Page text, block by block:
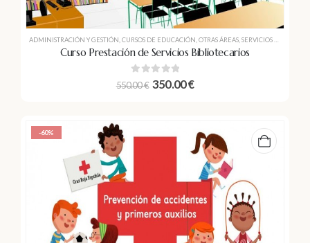
ADMINISTRACIÓN Y GESTIÓN,CURSOS DE EDUCACIÓN,OTRAS ÁREAS,SERVICIOS SOCIOCULTURALES A LA COMUNIDAD
Curso Prestación de Servicios Bibliotecarios
0out of 5
550.00€ 350.00€
-60%